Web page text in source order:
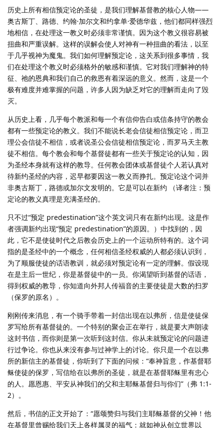
历史上所有相信预定论的圣徒，是我们理解基督教的核心人物——
奥古斯丁、路德、约翰·加尔文和约拿单·爱德华兹，他们都同样强烈
地相信，在处理这一教义时必须非常谨慎。因为这个教义很容易被
扭曲和严重误解。这样的误解会使人对神有一种扭曲的看法，以至
于几乎视神为魔鬼。我们如何理解预定论，这关系到很多事情，我
们在处理这个教义时必须格外的敏感和谨慎。它对我们理解神的特
征、祂的恩典和我们自己的救恩有着深远的意义。然而，这是一个
极有难度并难掌握的问题，许多人因为缺乏对它的理解而走向了毁
灭。
从历史上看，几乎每个教派和每一个有信仰告白或信条持守的教会
都有一些预定论的教义。我们不能说长老会信徒相信预定论，而卫
理公会信徒不相信，或者说圣公会信徒相信预定论，而罗马天主教
徒不相信。每个教会和每个基督徒都有一些关于预定论的认知，因
为圣经本身就有这样的教导。任何教会团体或基督徒个人若认真对
待新约圣经的内容，迟早都要因这一教义而挣扎。预定论这个词并
非奥古斯丁，路德或加尔文发明的。它是可以在新约 （译者注：预
定论的教义真理是充满圣经的。
只不过“预定 predestination”这个英文词只有在新约出现。这是作
者强调新约出现“预定 predestination”的原因。）中找到的，因
此，它不是使徒时代之后教会历史上的一个运动所特有的。这个词
指的是圣经中的一个概念，任何相信圣经权威的人都必须认识到，
为了顺服使徒的话语教训，就必须对预定论有一定的理解。假设现
在是主后一世纪，你是基督徒中的一员。你渴望听到基督的话语，
得到权威的教导，你知道向外邦人传福音的主要使徒是大数的扫罗
（保罗的原名）。
刚刚传来消息，有一个骑手带着一封信出现在以弗所，信是使徒保
罗写给所有基督徒的。一个特别的聚会正在举行，就是要大声朗读
这封书信，而你则是第一次听到这封信。你从未就预定论的问题进
行过争论。你也从来没有参与过神学上的讨论。你只是一个在以弗
所的新信主的基督徒，你听到了下面的问候：“奉神旨意，作基督耶
稣使徒的保罗，写信给在以弗所的圣徒，就是在基督耶稣里有忠心
的人。愿恩惠、平安从神我们的父和主耶稣基督归与你们”（弗 1:1-
2）。
然后，书信的正文开始了：“愿颂赞归与我们主耶稣基督的父神！他
在基督里曾赐给我们天上各样属灵的福气：就如神从创立世界以